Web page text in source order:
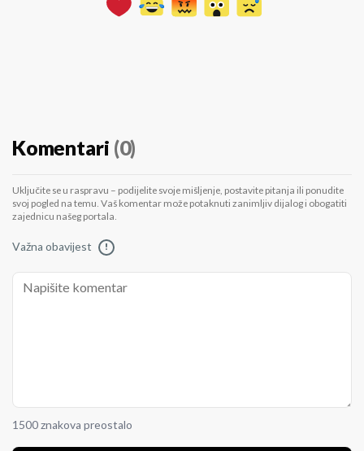
Komentari (0)
Uključite se u raspravu – podijelite svoje mišljenje, postavite pitanja ili ponudite
svoj pogled na temu. Vaš komentar može potaknuti zanimljiv dijalog i obogatiti
zajednicu našeg portala.
Važna obavijest !
1500 znakova preostalo